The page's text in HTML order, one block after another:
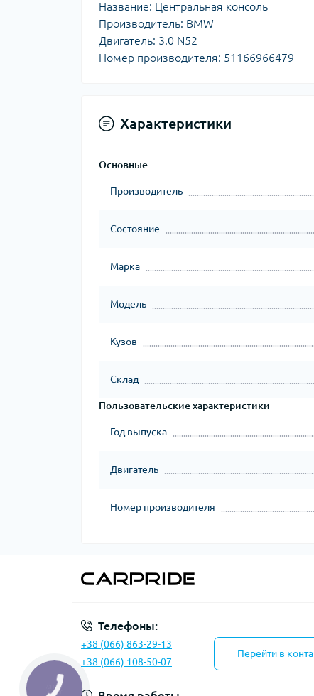
Название: Центральная консоль
Производитель: BMW
Двигатель: 3.0 N52
Номер производителя: 51166966479
Характеристики
Основные
Производитель
Состояние
Марка
Модель
Кузов
Склад
Пользовательские характеристики
Год выпуска
Двигатель
Номер производителя
Телефоны:
+38 (066) 863-29-13
+38 (066) 108-50-07
Перейти в